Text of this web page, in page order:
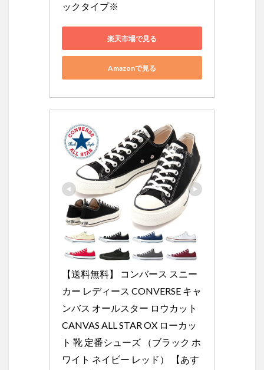
ックタイプ※
楽天市場で見る
Amazonで見る
【送料無料】 コンバース スニー
カー レディース CONVERSE キャ
ンバス オールスター ロウカット
CANVAS ALL STAR OX ローカッ
ト 靴 定番シューズ （ブラック ホ
ワイト ネイビー レッド） 【あす